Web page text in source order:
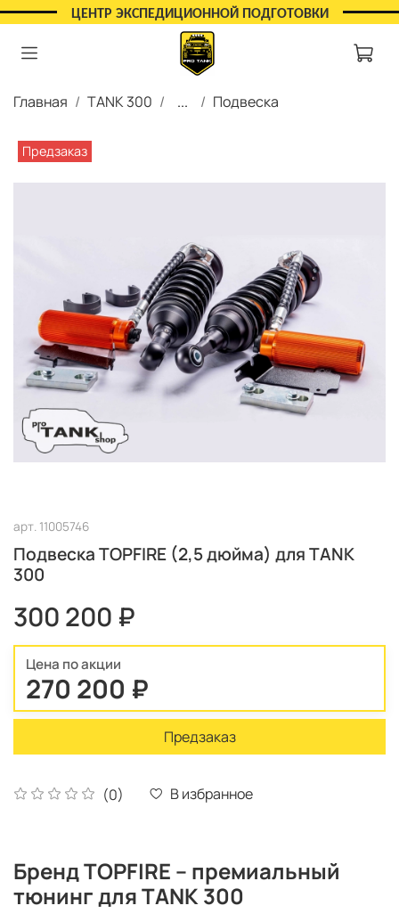
ЦЕНТР ЭКСПЕДИЦИОННОЙ ПОДГОТОВКИ
Главная TANK 300 ... Подвеска
Предзаказ
арт. 11005746
Подвеска TOPFIRE (2,5 дюйма) для TANK
300
(0) В избранное
300 200 ₽
Цена по акции
270 200 ₽
Предзаказ
Бренд TOPFIRE – премиальный
тюнинг для TANK 300